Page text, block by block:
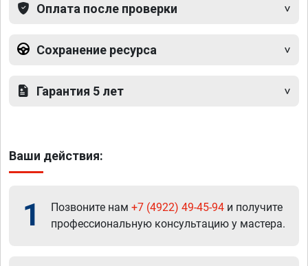
Оплата после проверки
Сохранение ресурса
Гарантия 5 лет
Ваши действия:
1 Позвоните нам +7 (4922) 49-45-94 и получите
профессиональную консультацию у мастера.